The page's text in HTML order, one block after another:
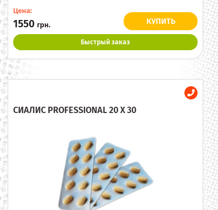
Цена:
1550 грн. КУПИТЬ
Быстрый заказ
СИАЛИС PROFESSIONAL 20 X 30